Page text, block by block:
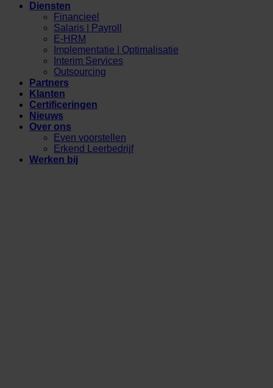
Diensten
Financieel
Salaris | Payroll
E-HRM
Implementatie | Optimalisatie
Interim Services
Outsourcing
Partners
Klanten
Certificeringen
Nieuws
Over ons
Even voorstellen
Erkend Leerbedrijf
Werken bij